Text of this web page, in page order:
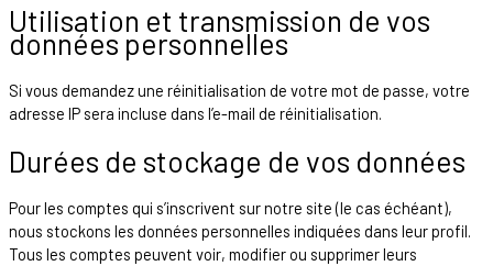
Utilisation et transmission de vos
données personnelles
Si vous demandez une réinitialisation de votre mot de passe, votre
adresse IP sera incluse dans l’e-mail de réinitialisation.
Durées de stockage de vos données
Pour les comptes qui s’inscrivent sur notre site (le cas échéant),
nous stockons les données personnelles indiquées dans leur profil.
Tous les comptes peuvent voir, modifier ou supprimer leurs